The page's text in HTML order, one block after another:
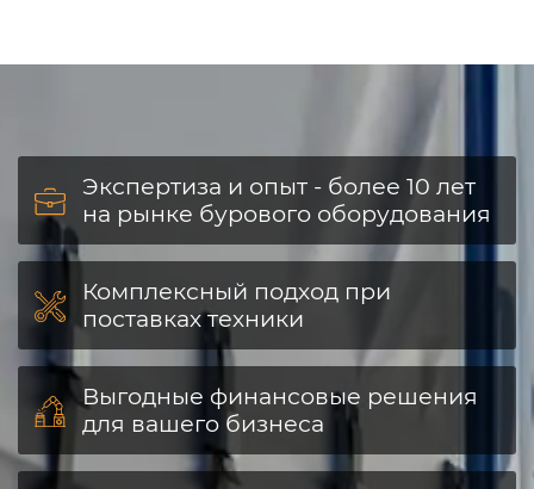
Экспертиза и опыт - более 10 лет
на рынке бурового оборудования
Комплексный подход при
поставках техники
Выгодные финансовые решения
для вашего бизнеса